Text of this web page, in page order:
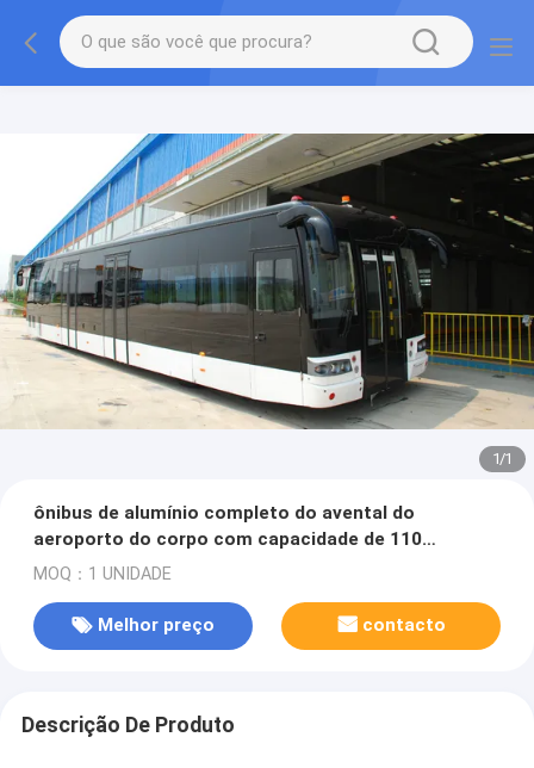
1/1
ônibus de alumínio completo do avental do
aeroporto do corpo com capacidade de 110
passageiros e 14 assentos
MOQ：1 UNIDADE
Melhor preço contacto
Descrição De Produto